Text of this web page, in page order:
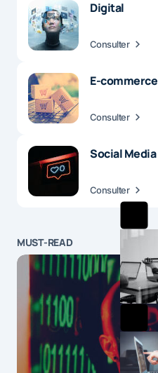
Digital
Consulter
E-commerce
Consulter
Social Media
Consulter
MUST-READ